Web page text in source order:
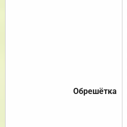
Обрешётка